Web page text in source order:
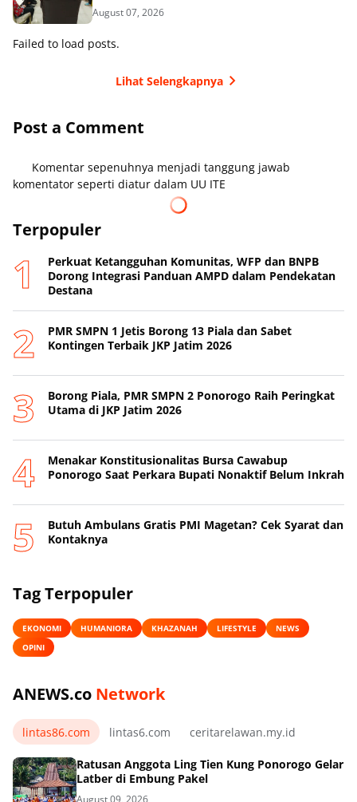
August 07, 2026
Failed to load posts.
Lihat Selengkapnya
Post a Comment
Komentar sepenuhnya menjadi tanggung jawab
komentator seperti diatur dalam UU ITE
Terpopuler
Perkuat Ketangguhan Komunitas, WFP dan BNPB
Dorong Integrasi Panduan AMPD dalam Pendekatan
Destana
PMR SMPN 1 Jetis Borong 13 Piala dan Sabet
Kontingen Terbaik JKP Jatim 2026
Borong Piala, PMR SMPN 2 Ponorogo Raih Peringkat
Utama di JKP Jatim 2026
Menakar Konstitusionalitas Bursa Cawabup
Ponorogo Saat Perkara Bupati Nonaktif Belum Inkrah
Butuh Ambulans Gratis PMI Magetan? Cek Syarat dan
Kontaknya
Tag Terpopuler
EKONOMI HUMANIORA KHAZANAH LIFESTYLE
NEWS
OPINI
ANEWS.co Network
lintas86.com lintas6.com ceritarelawan.my.id
Ratusan Anggota Ling Tien Kung Ponorogo Gelar
Latber di Embung Pakel